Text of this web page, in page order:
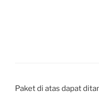
Paket di atas dapat